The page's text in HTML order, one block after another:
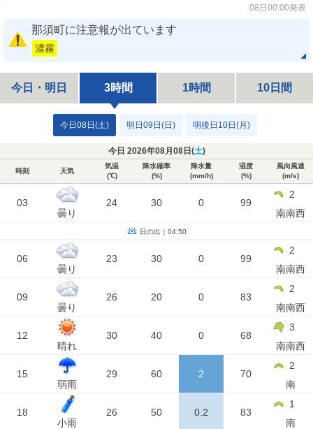
08日00:00発表
那須町に注意報が出ています
濃霧
今日・明日 3時間 1時間 10日間
今日08日(土) 明日09日(日) 明後日10日(月)
今日 2026年08月08日(土)
時刻 天気
気温
(℃)
降水確率
(%)
降水量
(mm/h)
湿度
(%)
風向風速
(m/s)
03
曇り
24 30 0 99
2
南南西
日の出｜04:50
06
曇り
23 30 0 99
2
南南西
09
曇り
26 20 0 83
2
南南西
12
晴れ
30 40 0 68
3
南南西
15
弱雨
29 60 2 70
2
南
18
小雨
26 50 0.2 83
1
南